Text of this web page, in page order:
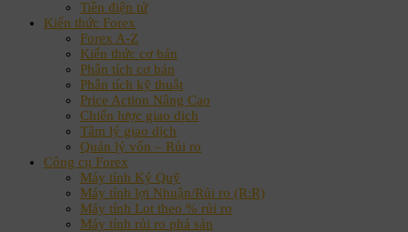
Tiền điện tử
Kiến thức Forex
Forex A-Z
Kiến thức cơ bản
Phân tích cơ bản
Phân tích kỹ thuật
Price Action Nâng Cao
Chiến lược giao dịch
Tâm lý giao dịch
Quản lý vốn – Rủi ro
Công cụ Forex
Máy tính Ký Quỹ
Máy tính lợi Nhuận/Rủi ro (R:R)
Máy tính Lot theo % rủi ro
Máy tính rủi ro phá sản